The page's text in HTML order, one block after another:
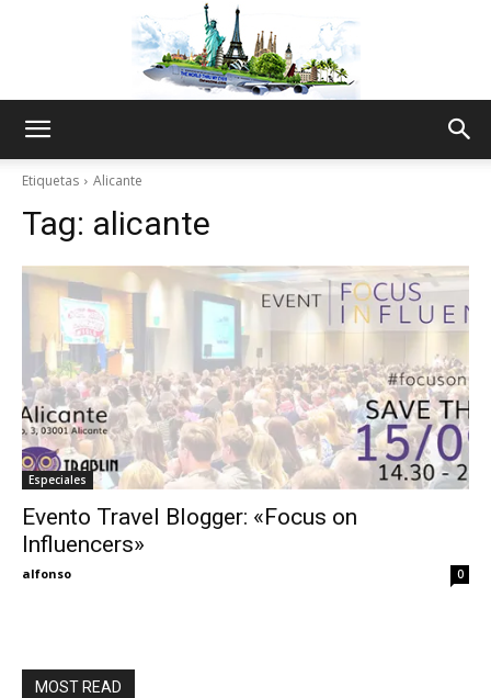
Thru
My
Etiquetas Alicante
Tag: alicante
Especiales
Evento Travel Blogger: «Focus on
Influencers»
alfonso 0
MOST READ